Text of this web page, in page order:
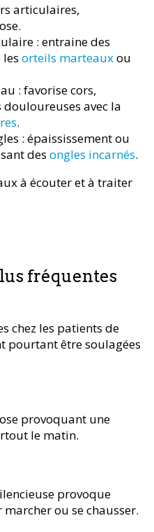
articulaires,
: entraine des
orteils marteauxou
: favorise cors,
douloureuses avec la
.
: épaississement ou
des ongles incarnés.
à écouter et à traiter
fréquentes
chez les patients de
pourtant être soulagées
provoquant une
le matin.
provoque
ou se chausser.